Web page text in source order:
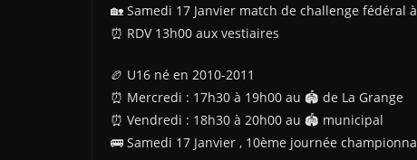
🏡 Samedi 17 Janvier match de challenge fédéral
⏰️ RDV 13h00 aux vestiaires
🏉 U16 né en 2010-2011
⏰️ Mercredi : 17h30 à 19h00 au 🏟 de La Grange
⏰️ Vendredi : 18h30 à 20h00 au 🏟 municipal
🚌 Samedi 17 Janvier , 10ème journée